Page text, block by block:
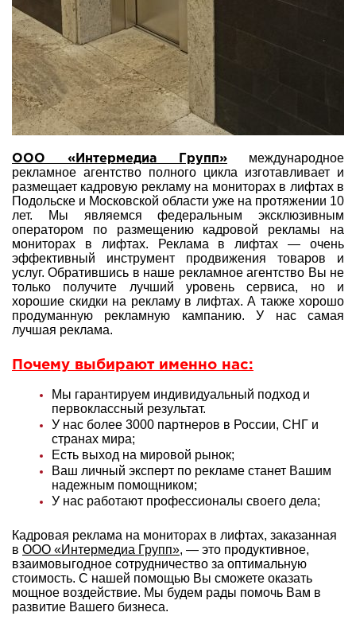
ООО «Интермедиа Групп» международное
рекламное агентство полного цикла изготавливает и
размещает кадровую рекламу на мониторах в лифтах в
Подольске и Московской области уже на протяжении 10
лет. Мы являемся федеральным эксклюзивным
оператором по размещению кадровой рекламы на
мониторах в лифтах. Реклама в лифтах — очень
эффективный инструмент продвижения товаров и
услуг. Обратившись в наше рекламное агентство Вы не
только получите лучший уровень сервиса, но и
хорошие скидки на рекламу в лифтах. А также хорошо
продуманную рекламную кампанию. У нас самая
лучшая реклама.
Почему выбирают именно нас:
Мы гарантируем индивидуальный подход и
первоклассный результат.
У нас более 3000 партнеров в России, СНГ и
странах мира;
Есть выход на мировой рынок;
Ваш личный эксперт по рекламе станет Вашим
надежным помощником;
У нас работают профессионалы своего дела;
Кадровая реклама на мониторах в лифтах, заказанная
в ООО «Интермедиа Групп», — это продуктивное,
взаимовыгодное сотрудничество за оптимальную
стоимость. С нашей помощью Вы сможете оказать
мощное воздействие. Мы будем рады помочь Вам в
развитие Вашего бизнеса.